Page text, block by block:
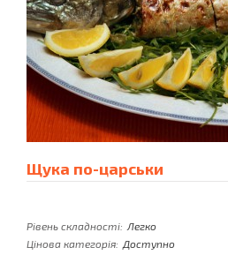
Щука по-царськи
Рівень складності: Легко
Цінова категорія: Доступно